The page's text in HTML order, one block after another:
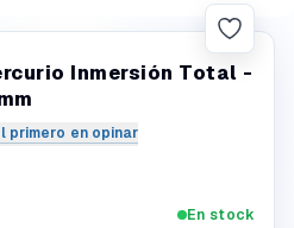
Inmersión Total -
primero en opinar
En stock